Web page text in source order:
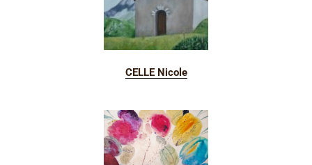
CELLE Nicole